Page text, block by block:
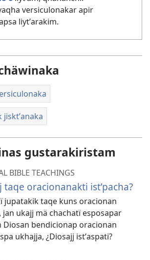
versiculonakar apir
liytʼarakim.
gustarakiristam
BIBLE TEACHINGS
taqe oracionanakti istʼpacha?
jupatakik taqe kuns oracionan
jan ukajj mä chachatï esposapar
Diosan bendicionap oracionan
ukhajja, ¿Diosajj istʼaspati?